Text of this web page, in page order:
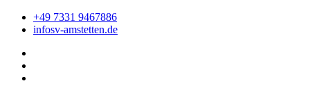
+49 7331 9467886
infosv-amstetten.de